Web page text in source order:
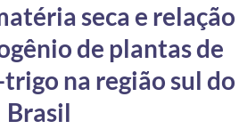
Direitos Humanos
seca e relação
de plantas de
na região sul do
Brasil